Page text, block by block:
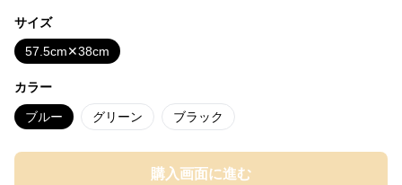
サイズ
57.5cm✕38cm
カラー
ブルー グリーン ブラック
購入画面に進む